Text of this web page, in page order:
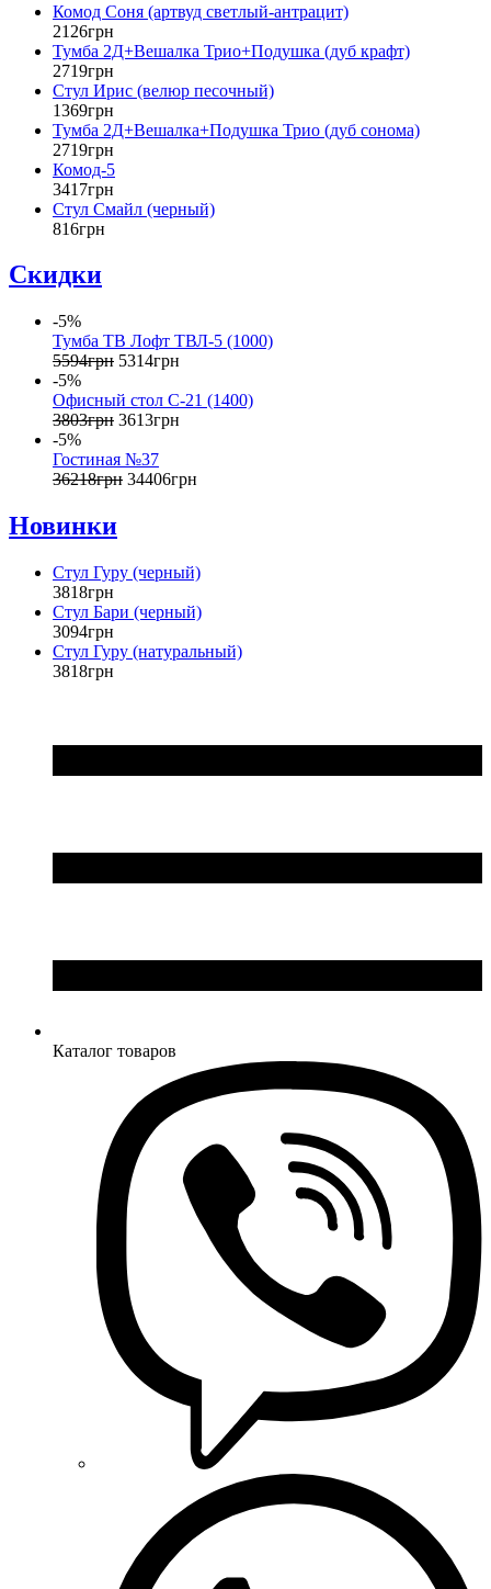
Комод Соня (артвуд светлый-антрацит)
2126грн
Тумба 2Д+Вешалка Трио+Подушка (дуб крафт)
2719грн
Стул Ирис (велюр песочный)
1369грн
Тумба 2Д+Вешалка+Подушка Трио (дуб сонома)
2719грн
Комод-5
3417грн
Стул Смайл (черный)
816грн
Скидки
-5%
Тумба ТВ Лофт ТВЛ-5 (1000)
5594грн 5314грн
-5%
Офисный стол С-21 (1400)
3803грн 3613грн
-5%
Гостиная №37
36218грн 34406грн
Новинки
Стул Гуру (черный)
3818грн
Стул Бари (черный)
3094грн
Стул Гуру (натуральный)
3818грн
Каталог товаров